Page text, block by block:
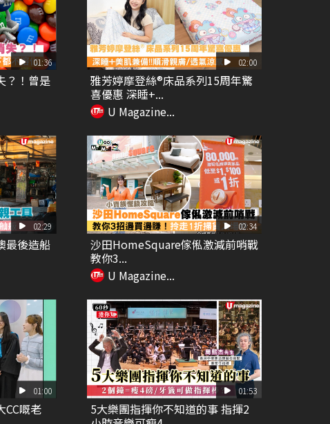
01:36
？！曾是
02:00
雅芳婷摩登絲®床品系列15周年驚
喜優惠 深睡+...
U Magazine...
02:29
最後造船
02:34
沙田HomeSquare傢俬激減前哨戰
教你3...
U Magazine...
01:00
CC嘅老
01:53
5大樂團指揮你不知道的事 指揮2